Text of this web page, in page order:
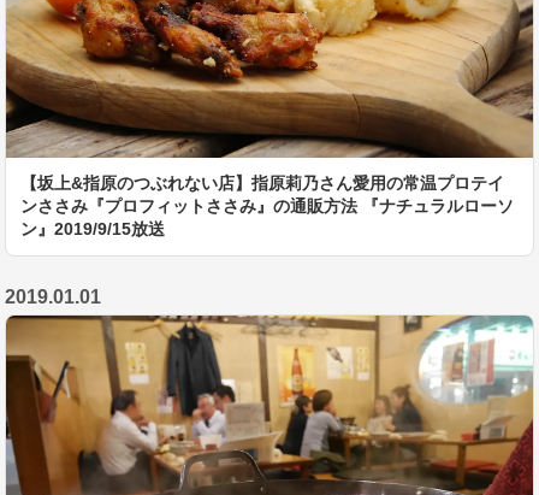
【坂上&指原のつぶれない店】指原莉乃さん愛用の常温プロテイ
ンささみ『プロフィットささみ』の通販方法 『ナチュラルローソ
ン』2019/9/15放送
2019.01.01